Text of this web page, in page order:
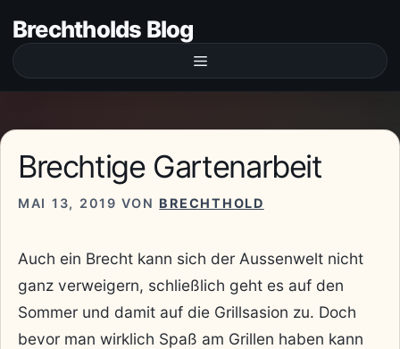
Inhalt
springen
Brechtholds Blog
Menü
Brechtige Gartenarbeit
MAI 13, 2019 VON BRECHTHOLD
Auch ein Brecht kann sich der Aussenwelt nicht
ganz verweigern, schließlich geht es auf den
Sommer und damit auf die Grillsasion zu. Doch
bevor man wirklich Spaß am Grillen haben kann